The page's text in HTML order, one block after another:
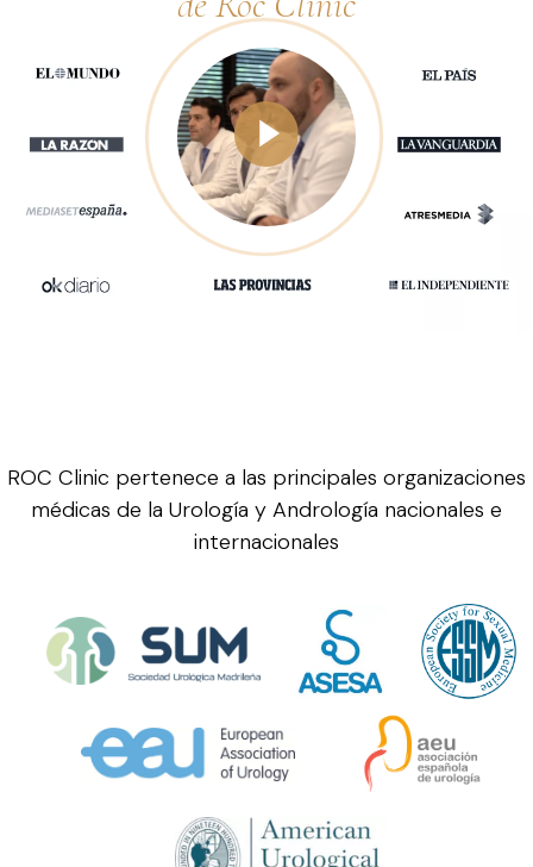
ROC Clinic pertenece a las principales organizaciones
médicas de la Urología y Andrología nacionales e
internacionales